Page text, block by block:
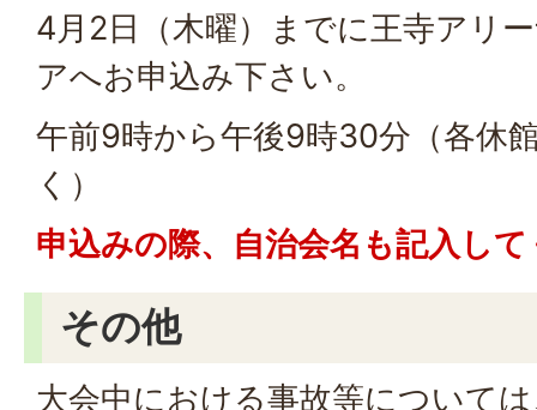
4月2日（木曜）までに王寺アリ
アへお申込み下さい。
午前9時から午後9時30分（各休
く）
申込みの際、自治会名も記入し
その他
大会中における事故等について